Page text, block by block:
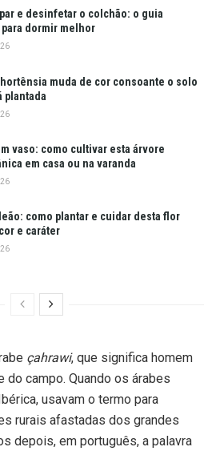
e desinfetar o colchão: o guia
dormir melhor
hortênsia muda de cor consoante o solo
plantada
vaso: como cultivar esta árvore
em casa ou na varanda
como plantar e cuidar desta flor
e caráter
çahrawi, que significa homem
do campo. Quando os árabes
usavam o termo para
rurais afastadas dos grandes
depois, em português, a palavra